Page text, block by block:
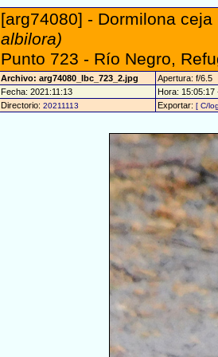
[arg74080] - Dormilona
albilora)
Punto 723 - Río Negro,
Archivo: arg74080_lbc_723_2.jpg
Apertura: f/6.5
Fecha: 2021:11:13
Hora: 15:05:17
Directorio: 20211113 Exportar: [ C/